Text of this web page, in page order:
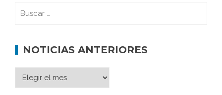
NOTICIAS ANTERIORES